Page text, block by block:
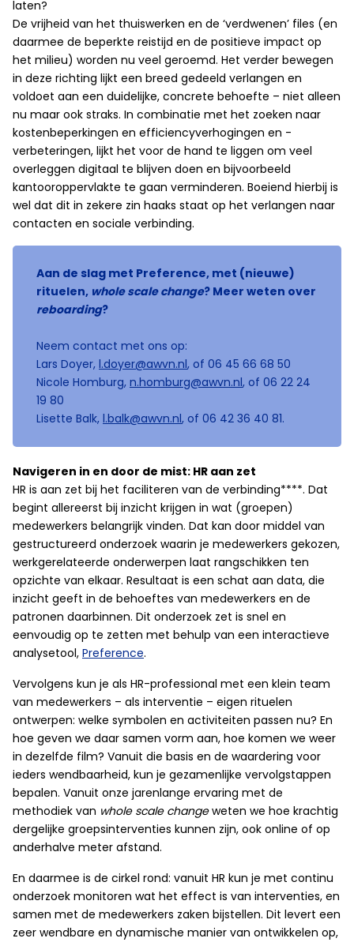
laten?
De vrijheid van het thuiswerken en de ‘verdwenen’ files (en
daarmee de beperkte reistijd en de positieve impact op
het milieu) worden nu veel geroemd. Het verder bewegen
in deze richting lijkt een breed gedeeld verlangen en
voldoet aan een duidelijke, concrete behoefte – niet alleen
nu maar ook straks. In combinatie met het zoeken naar
kostenbeperkingen en efficiencyverhogingen en -
verbeteringen, lijkt het voor de hand te liggen om veel
overleggen digitaal te blijven doen en bijvoorbeeld
kantooroppervlakte te gaan verminderen. Boeiend hierbij is
wel dat dit in zekere zin haaks staat op het verlangen naar
contacten en sociale verbinding.
Aan de slag met Preference, met (nieuwe)
rituelen, whole scale change? Meer weten over
reboarding?
Neem contact met ons op:
Lars Doyer, l.doyer@awvn.nl, of 06 45 66 68 50
Nicole Homburg, n.homburg@awvn.nl, of 06 22 24
19 80
Lisette Balk, l.balk@awvn.nl, of 06 42 36 40 81.
Navigeren in en door de mist: HR aan zet
HR is aan zet bij het faciliteren van de verbinding****. Dat
begint allereerst bij inzicht krijgen in wat (groepen)
medewerkers belangrijk vinden. Dat kan door middel van
gestructureerd onderzoek waarin je medewerkers gekozen,
werkgerelateerde onderwerpen laat rangschikken ten
opzichte van elkaar. Resultaat is een schat aan data, die
inzicht geeft in de behoeftes van medewerkers en de
patronen daarbinnen. Dit onderzoek zet is snel en
eenvoudig op te zetten met behulp van een interactieve
analysetool, Preference.
Vervolgens kun je als HR-professional met een klein team
van medewerkers – als interventie – eigen rituelen
ontwerpen: welke symbolen en activiteiten passen nu? En
hoe geven we daar samen vorm aan, hoe komen we weer
in dezelfde film? Vanuit die basis en de waardering voor
ieders wendbaarheid, kun je gezamenlijke vervolgstappen
bepalen. Vanuit onze jarenlange ervaring met de
methodiek van whole scale changeweten we hoe krachtig
dergelijke groepsinterventies kunnen zijn, ook online of op
anderhalve meter afstand.
En daarmee is de cirkel rond: vanuit HR kun je met continu
onderzoek monitoren wat het effect is van interventies, en
samen met de medewerkers zaken bijstellen. Dit levert een
zeer wendbare en dynamische manier van ontwikkelen op,